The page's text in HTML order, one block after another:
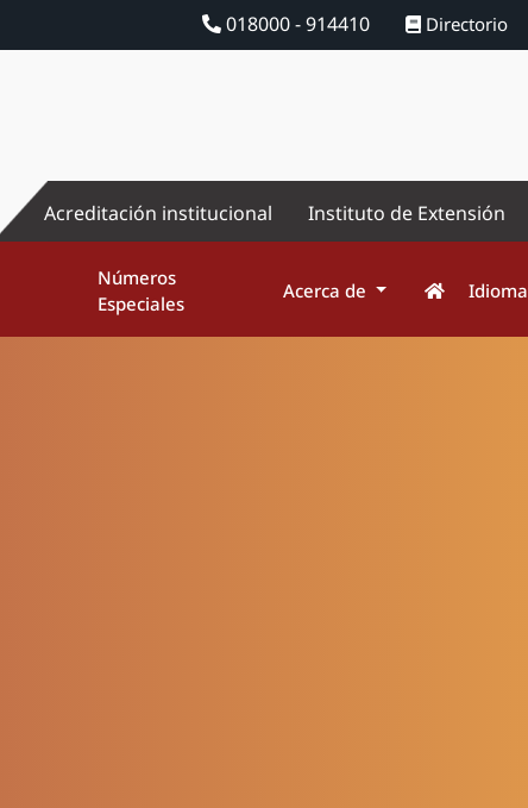
018000 - 914410 Directorio
Acreditación institucional Instituto de Extensión
Números
Especiales
Acerca de Idioma